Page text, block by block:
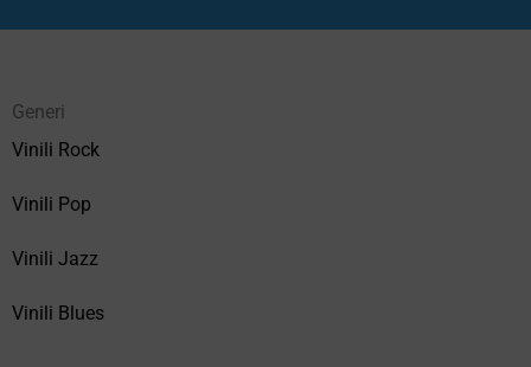
Generi
Vinili Rock
Vinili Pop
Vinili Jazz
Vinili Blues